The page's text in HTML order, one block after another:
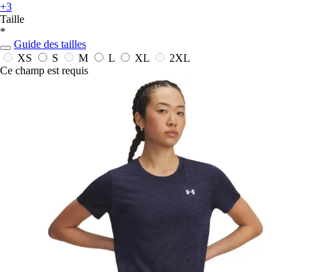
+3
Taille
*
Guide des tailles
XS
S M L XL
2XL
Ce champ est requis